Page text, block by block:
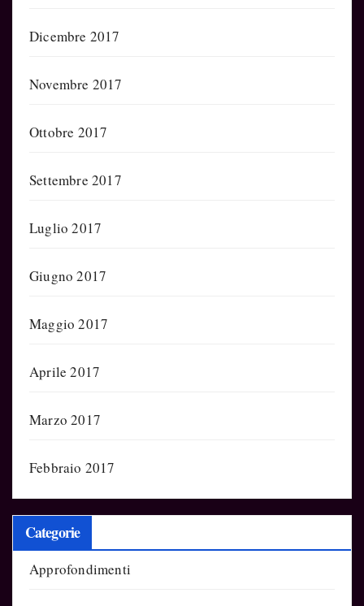
Dicembre 2017
Novembre 2017
Ottobre 2017
Settembre 2017
Luglio 2017
Giugno 2017
Maggio 2017
Aprile 2017
Marzo 2017
Febbraio 2017
Categorie
Approfondimenti